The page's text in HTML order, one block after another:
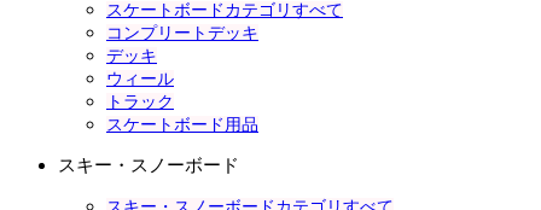
スケートボードカテゴリすべて
コンプリートデッキ
デッキ
ウィール
トラック
スケートボード用品
スキー・スノーボード